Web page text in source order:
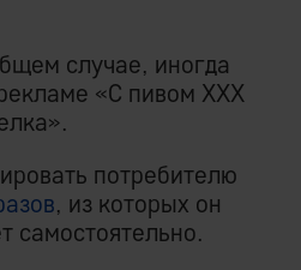
случае, иногда
«С пивом ХХХ
потребителю
, из которых он
самостоятельно.